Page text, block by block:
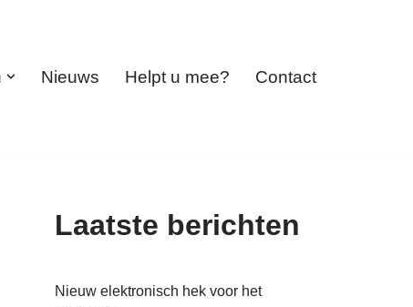
Nieuws Helpt u mee? Contact
Laatste berichten
Nieuw elektronisch hek voor het